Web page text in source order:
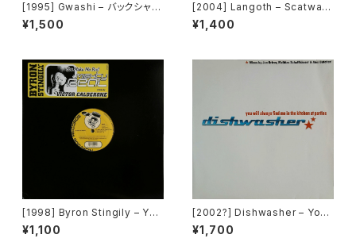
[1995] Gwashi – バックシャン
[Heavy Shit]
¥1,500
[2004] Langoth – Scatwalk
[Sunshine Enterprises]
¥1,400
[1998] Byron Stingily – You
Make Me Feel (Mighty Rea
l) [Nervous Records]
¥1,100
[2002?] Dishwasher – You
Will Always Find Me In The
Kitchen At Parties [Ka2 Mu
¥1,700